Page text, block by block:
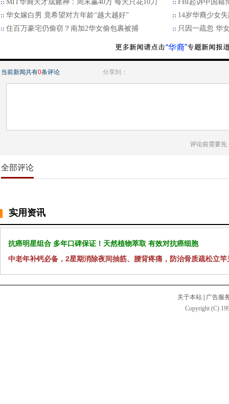
MIT华裔天才成赌神：周末赢40万 每天只花10刀
FBI起诉中国籍
华女嫁白男 竟希望对方年龄“越大越好”
14岁华裔少女
住百万豪宅仍偷窃？南加2华女偷包裹被捕
只因一疏忽 华
“华裔”
当前新闻共有0条评论 分享到：
评论前需要先
全部评论
实用资讯
抗癌明星组合 多年口碑保证！天然植物萃取 有效对抗癌细胞
中老年补钙必备，2星期消除夜间抽筋、腰背疼痛，防治骨质疏松立竿
关于本站
广告服
Copyright (C)